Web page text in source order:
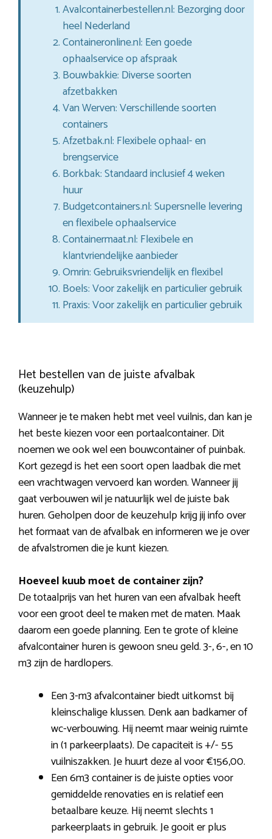
Avalcontainerbestellen.nl: Bezorging door
heel Nederland
Containeronline.nl: Een goede
ophaalservice op afspraak
Bouwbakkie: Diverse soorten
afzetbakken
Van Werven: Verschillende soorten
containers
Afzetbak.nl: Flexibele ophaal- en
brengservice
Borkbak: Standaard inclusief 4 weken
huur
Budgetcontainers.nl: Supersnelle levering
en flexibele ophaalservice
Containermaat.nl: Flexibele en
klantvriendelijke aanbieder
Omrin: Gebruiksvriendelijk en flexibel
Boels: Voor zakelijk en particulier gebruik
Praxis: Voor zakelijk en particulier gebruik
Het bestellen van de juiste afvalbak
(keuzehulp)
Wanneer je te maken hebt met veel vuilnis, dan kan je
het beste kiezen voor een portaalcontainer. Dit
noemen we ook wel een bouwcontainer of puinbak.
Kort gezegd is het een soort open laadbak die met
een vrachtwagen vervoerd kan worden. Wanneer jij
gaat verbouwen wil je natuurlijk wel de juiste bak
huren. Geholpen door de keuzehulp krijg jij info over
het formaat van de afvalbak en informeren we je over
de afvalstromen die je kunt kiezen.
Hoeveel kuub moet de container zijn?
De totaalprijs van het huren van een afvalbak heeft
voor een groot deel te maken met de maten. Maak
daarom een goede planning. Een te grote of kleine
afvalcontainer huren is gewoon sneu geld. 3-, 6-, en 10
m3 zijn de hardlopers.
Een 3-m3 afvalcontainer biedt uitkomst bij
kleinschalige klussen. Denk aan badkamer of
wc-verbouwing. Hij neemt maar weinig ruimte
in (1 parkeerplaats). De capaciteit is +/- 55
vuilniszakken. Je huurt deze al voor €156,00.
Een 6m3 container is de juiste opties voor
gemiddelde renovaties en is relatief een
betaalbare keuze. Hij neemt slechts 1
parkeerplaats in gebruik. Je gooit er plus